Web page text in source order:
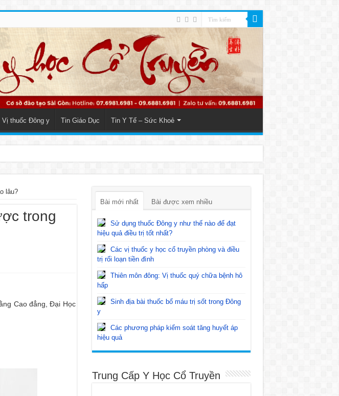
Vị thuốc Đông y Tin Giáo Dục Tin Y Tế – Sức Khoẻ
lâu?
trong
Cao đẳng, Đại Học
Bài mới nhất Bài được xem nhiều
Sử dụng thuốc Đông y như thế nào để đạt
hiệu quả điều trị tốt nhất?
Các vị thuốc y học cổ truyền phòng và điều
trị rối loạn tiền đình
Thiên môn đông: Vị thuốc quý chữa bệnh hô
hấp
Sinh địa bài thuốc bổ máu trị sốt trong Đông
y
Các phương pháp kiểm soát tăng huyết áp
hiệu quả
Trung Cấp Y Học Cổ Truyền